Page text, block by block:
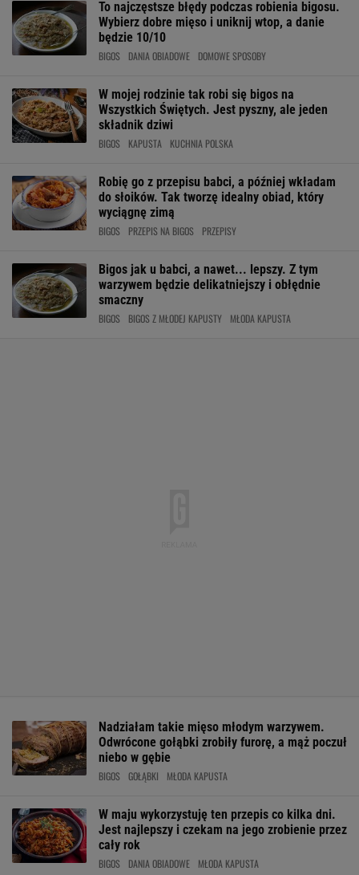
To najczęstsze błędy podczas robienia bigosu.
Wybierz dobre mięso i uniknij wtop, a danie
będzie 10/10
BIGOS DANIA OBIADOWE DOMOWE SPOSOBY
W mojej rodzinie tak robi się bigos na
Wszystkich Świętych. Jest pyszny, ale jeden
składnik dziwi
BIGOS KAPUSTA KUCHNIA POLSKA
Robię go z przepisu babci, a później wkładam
do słoików. Tak tworzę idealny obiad, który
wyciągnę zimą
BIGOS PRZEPIS NA BIGOS PRZEPISY
Bigos jak u babci, a nawet... lepszy. Z tym
warzywem będzie delikatniejszy i obłędnie
smaczny
BIGOS BIGOS Z MŁODEJ KAPUSTY MŁODA KAPUSTA
Nadziałam takie mięso młodym warzywem.
Odwrócone gołąbki zrobiły furorę, a mąż poczuł
niebo w gębie
BIGOS GOŁĄBKI MŁODA KAPUSTA
W maju wykorzystuję ten przepis co kilka dni.
Jest najlepszy i czekam na jego zrobienie przez
cały rok
BIGOS DANIA OBIADOWE MŁODA KAPUSTA